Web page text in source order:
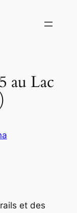
au Lac
et des